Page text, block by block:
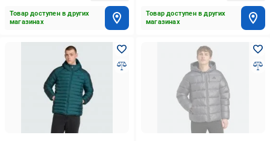
Товар доступен в других
магазинах
Товар доступен в других
магазинах